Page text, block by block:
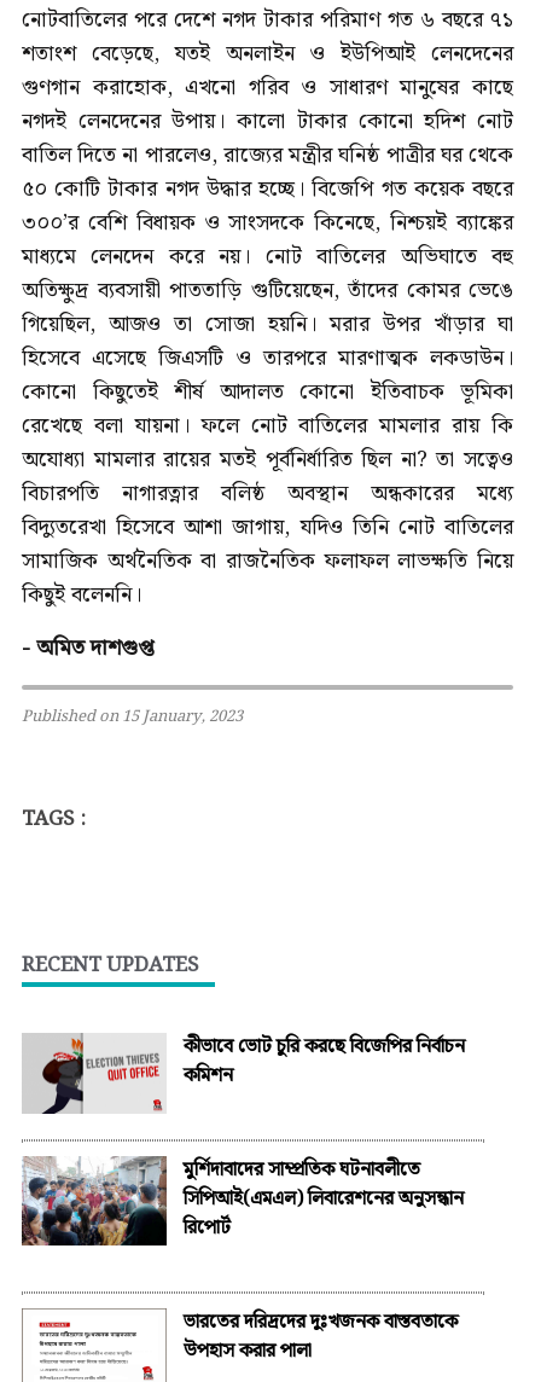
নোটবাতিলের পরে দেশে নগদ টাকার পরিমাণ গত ৬ বছরে ৭১
শতাংশ বেড়েছে, যতই অনলাইন ও ইউপিআই লেনদেনের
গুণগান করাহোক, এখনো গরিব ও সাধারণ মানুষের কাছে
নগদই লেনদেনের উপায়। কালো টাকার কোনো হদিশ নোট
বাতিল দিতে না পারলেও, রাজ্যের মন্ত্রীর ঘনিষ্ঠ পাত্রীর ঘর থেকে
৫০ কোটি টাকার নগদ উদ্ধার হচ্ছে। বিজেপি গত কয়েক বছরে
৩০০’র বেশি বিধায়ক ও সাংসদকে কিনেছে, নিশ্চয়ই ব্যাঙ্কের
মাধ্যমে লেনদেন করে নয়। নোট বাতিলের অভিঘাতে বহু
অতিক্ষুদ্র ব্যবসায়ী পাততাড়ি গুটিয়েছেন, তাঁদের কোমর ভেঙে
গিয়েছিল, আজও তা সোজা হয়নি। মরার উপর খাঁড়ার ঘা
হিসেবে এসেছে জিএসটি ও তারপরে মারণাত্মক লকডাউন।
কোনো কিছুতেই শীর্ষ আদালত কোনো ইতিবাচক ভূমিকা
রেখেছে বলা যায়না। ফলে নোট বাতিলের মামলার রায় কি
অযোধ্যা মামলার রায়ের মতই পূর্বনির্ধারিত ছিল না? তা সত্বেও
বিচারপতি নাগারত্নার বলিষ্ঠ অবস্থান অন্ধকারের মধ্যে
বিদ্যুতরেখা হিসেবে আশা জাগায়, যদিও তিনি নোট বাতিলের
সামাজিক অর্থনৈতিক বা রাজনৈতিক ফলাফল লাভক্ষতি নিয়ে
কিছুই বলেননি।
- অমিত দাশগুপ্ত
Published on 15 January, 2023
TAGS :
RECENT UPDATES
কীভাবে ভোট চুরি করছে বিজেপির নির্বাচন
কমিশন
মুর্শিদাবাদের সাম্প্রতিক ঘটনাবলীতে
সিপিআই(এমএল) লিবারেশনের অনুসন্ধান
রিপোর্ট
ভারতের দরিদ্রদের দুঃখজনক বাস্তবতাকে
উপহাস করার পালা